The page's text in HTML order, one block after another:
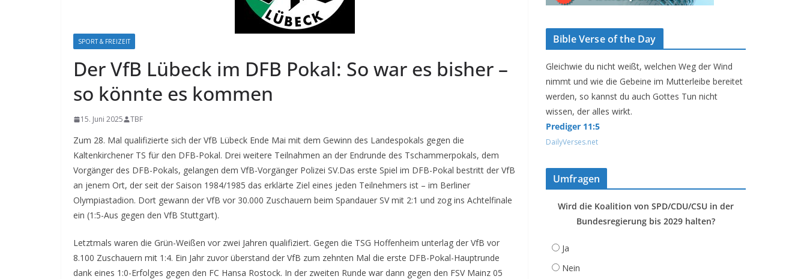
SPORT & FREIZEIT
Der VfB Lübeck im DFB Pokal: So war es bisher –
so könnte es kommen
15. Juni 2025 TBF
Zum 28. Mal qualifizierte sich der VfB Lübeck Ende Mai mit dem Gewinn des Landespokals gegen die
Kaltenkirchener TS für den DFB-Pokal. Drei weitere Teilnahmen an der Endrunde des Tschammerpokals, dem
Vorgänger des DFB-Pokals, gelangen dem VfB-Vorgänger Polizei SV.Das erste Spiel im DFB-Pokal bestritt der VfB
an jenem Ort, der seit der Saison 1984/1985 das erklärte Ziel eines jeden Teilnehmers ist – im Berliner
Olympiastadion. Dort gewann der VfB vor 30.000 Zuschauern beim Spandauer SV mit 2:1 und zog ins Achtelfinale
ein (1:5-Aus gegen den VfB Stuttgart).
Letztmals waren die Grün-Weißen vor zwei Jahren qualifiziert. Gegen die TSG Hoffenheim unterlag der VfB vor
8.100 Zuschauern mit 1:4. Ein Jahr zuvor überstand der VfB zum zehnten Mal die erste DFB-Pokal-Hauptrunde
dank eines 1:0-Erfolges gegen den FC Hansa Rostock. In der zweiten Runde war dann gegen den FSV Mainz 05
Bible Verse of the Day
Gleichwie du nicht weißt, welchen Weg der Wind
nimmt und wie die Gebeine im Mutterleibe bereitet
werden, so kannst du auch Gottes Tun nicht
wissen, der alles wirkt.
Prediger 11:5
DailyVerses.net
Umfragen
Wird die Koalition von SPD/CDU/CSU in der
Bundesregierung bis 2029 halten?
Ja
Nein